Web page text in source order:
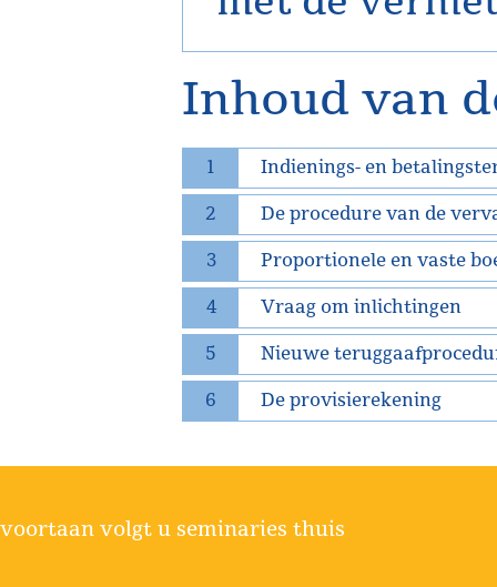
Inhoud van
1
Indienings- en
2
De procedure van de
3
Proportionele en vaste
4
Vraag om inlichtingen
5
Nieuwe
6
De provisierekening
voortaan volgt u seminaries thuis